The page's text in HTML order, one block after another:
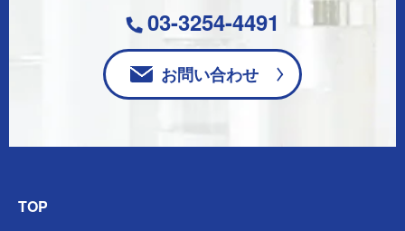
03-3254-4491
お問い合わせ
TOP